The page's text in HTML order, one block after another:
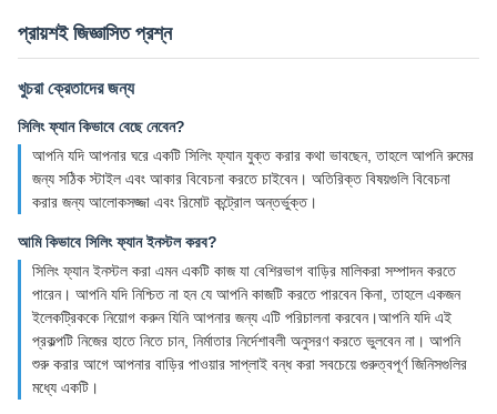
প্রায়শই জিজ্ঞাসিত প্রশ্ন
খুচরা ক্রেতাদের জন্য
সিলিং ফ্যান কিভাবে বেছে নেবেন?
আপনি যদি আপনার ঘরে একটি সিলিং ফ্যান যুক্ত করার কথা ভাবছেন, তাহলে আপনি রুমের
জন্য সঠিক স্টাইল এবং আকার বিবেচনা করতে চাইবেন। অতিরিক্ত বিষয়গুলি বিবেচনা
করার জন্য আলোকসজ্জা এবং রিমোট কন্ট্রোল অন্তর্ভুক্ত।
আমি কিভাবে সিলিং ফ্যান ইনস্টল করব?
সিলিং ফ্যান ইনস্টল করা এমন একটি কাজ যা বেশিরভাগ বাড়ির মালিকরা সম্পাদন করতে
পারেন। আপনি যদি নিশ্চিত না হন যে আপনি কাজটি করতে পারবেন কিনা, তাহলে একজন
ইলেকট্রিককে নিয়োগ করুন যিনি আপনার জন্য এটি পরিচালনা করবেন।আপনি যদি এই
প্রকল্পটি নিজের হাতে নিতে চান, নির্মাতার নির্দেশাবলী অনুসরণ করতে ভুলবেন না। আপনি
শুরু করার আগে আপনার বাড়ির পাওয়ার সাপ্লাই বন্ধ করা সবচেয়ে গুরুত্বপূর্ণ জিনিসগুলির
মধ্যে একটি।